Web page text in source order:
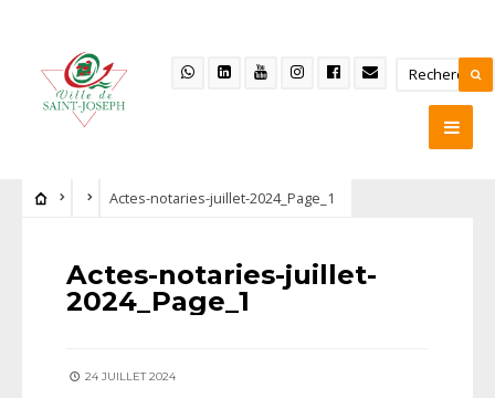
Actes-notaries-juillet-2024_Page_1
Actes-notaries-juillet-
2024_Page_1
24 JUILLET 2024